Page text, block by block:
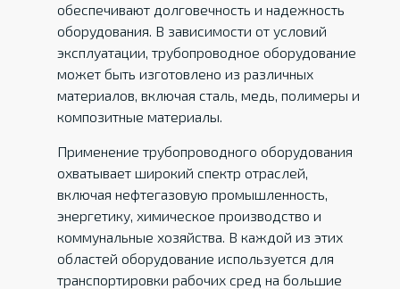
обеспечивают долговечность и надежность
оборудования. В зависимости от условий
эксплуатации, трубопроводное оборудование
может быть изготовлено из различных
материалов, включая сталь, медь, полимеры и
композитные материалы.
Применение трубопроводного оборудования
охватывает широкий спектр отраслей,
включая нефтегазовую промышленность,
энергетику, химическое производство и
коммунальные хозяйства. В каждой из этих
областей оборудование используется для
транспортировки рабочих сред на большие